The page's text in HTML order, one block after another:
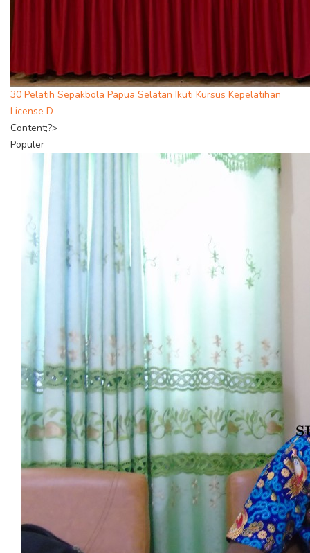
30 Pelatih Sepakbola Papua Selatan Ikuti Kursus Kepelatihan
License D
Content;?>
Populer